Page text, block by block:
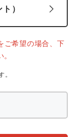
）
ご希望の場合、下